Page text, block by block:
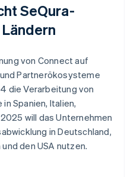
SeQura-
von Connect auf
Partnerökosysteme
die Verarbeitung von
Spanien, Italien,
will das Unternehmen
in Deutschland,
den USA nutzen.